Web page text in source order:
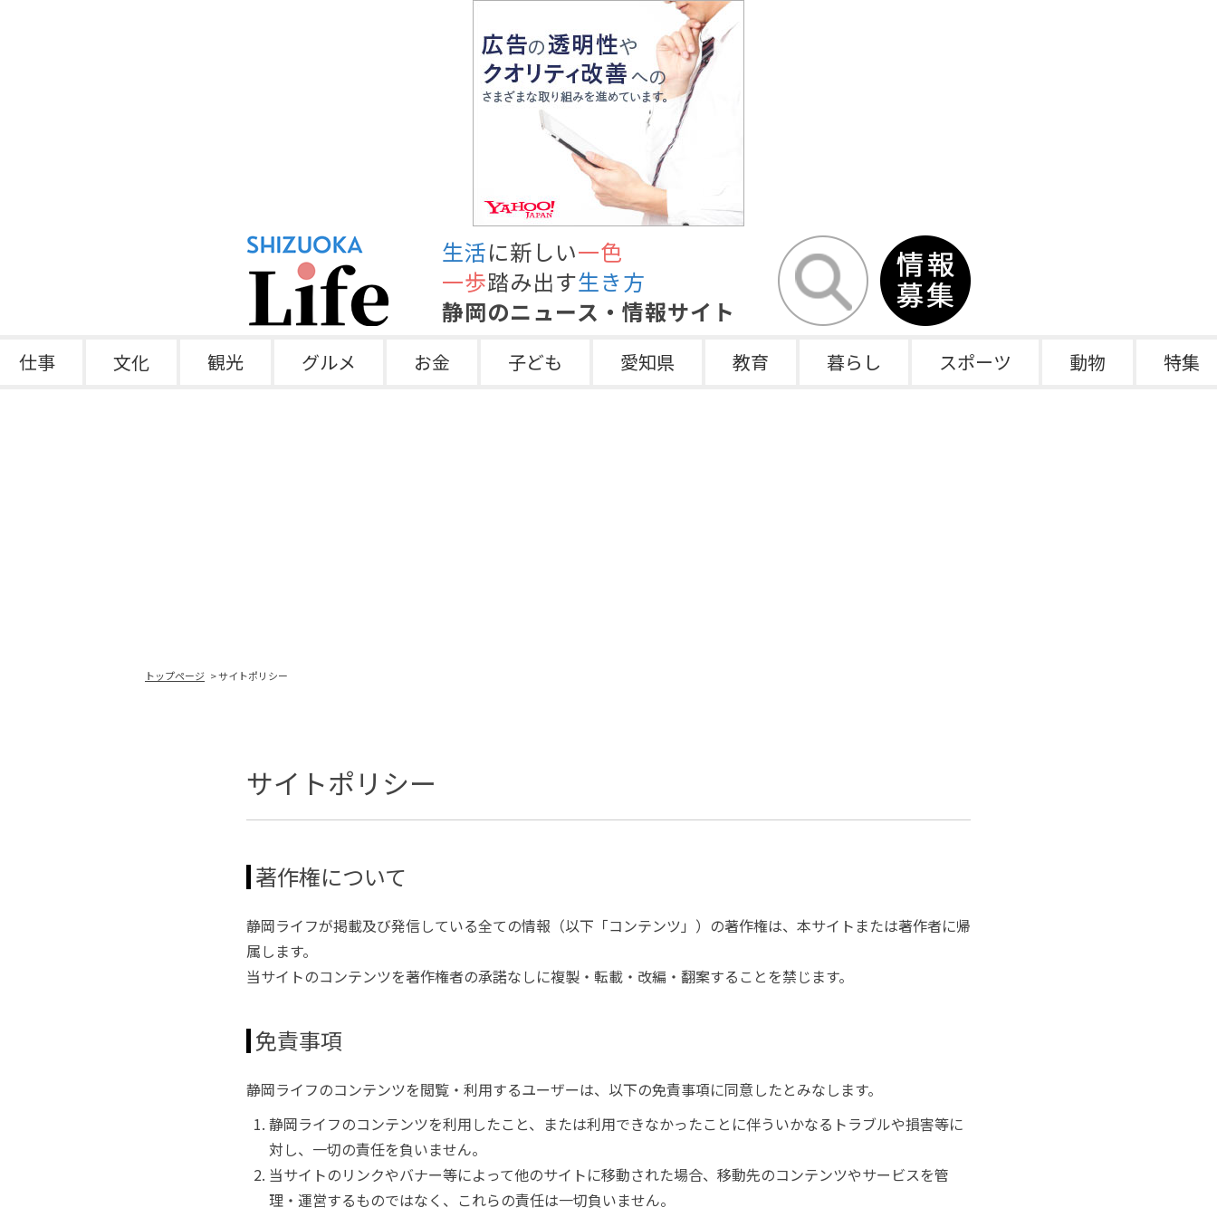
生活に新しい一色
一歩踏み出す生き方
静岡のニュース・情報サイト
仕事 文化 観光 グルメ お金 子ども 愛知県 教育 暮らし スポーツ 動物 特集
トップページ サイトポリシー
サイトポリシー
著作権について
静岡ライフが掲載及び発信している全ての情報（以下「コンテンツ」）の著作権は、本サイトまたは著作者に帰
属します。
当サイトのコンテンツを著作権者の承諾なしに複製・転載・改編・翻案することを禁じます。
免責事項
静岡ライフのコンテンツを閲覧・利用するユーザーは、以下の免責事項に同意したとみなします。
静岡ライフのコンテンツを利用したこと、または利用できなかったことに伴ういかなるトラブルや損害等に
対し、一切の責任を負いません。
当サイトのリンクやバナー等によって他のサイトに移動された場合、移動先のコンテンツやサービスを管
理・運営するものではなく、これらの責任は一切負いません。